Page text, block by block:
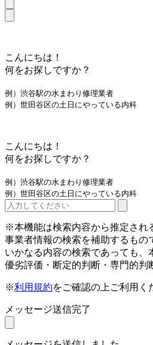
こんにちは！
何をお探しですか？
例）渋谷駅の水まわり修理業者
例）世田谷区の土日にやっている内科
こんにちは！
何をお探しですか？
例）渋谷駅の水まわり修理業者
例）世田谷区の土日にやっている内科
※本機能は検索内容から推定され
事業者情報の検索を補助するもの
いかなる内容の検索であっても、
優劣評価・断定的判断・専門的判
※利用規約をご確認の上ご利用く
メッセージ送信完了